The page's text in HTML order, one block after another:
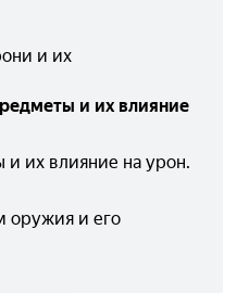
и их
и их влияние
их влияние на урон.
оружия и его